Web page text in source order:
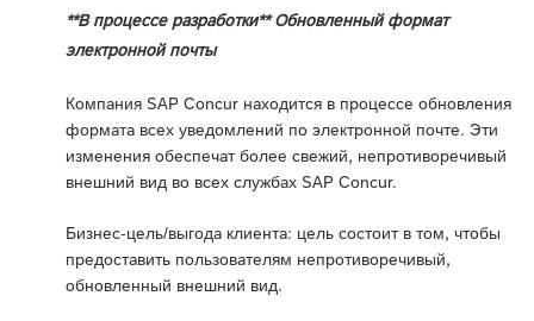
**В процессе разработки** Обновленный формат
электронной почты
Компания SAP Concur находится в процессе обновления
формата всех уведомлений по электронной почте. Эти
изменения обеспечат более свежий, непротиворечивый
внешний вид во всех службах SAP Concur.
Бизнес-цель/выгода клиента: цель состоит в том, чтобы
предоставить пользователям непротиворечивый,
обновленный внешний вид.